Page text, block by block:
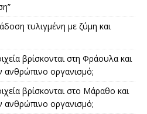
τυλιγμένη με ζύμη και
βρίσκονται στη Φράουλα και
ανθρώπινο οργανισμό;
βρίσκονται στο Μάραθο και
ανθρώπινο οργανισμό;